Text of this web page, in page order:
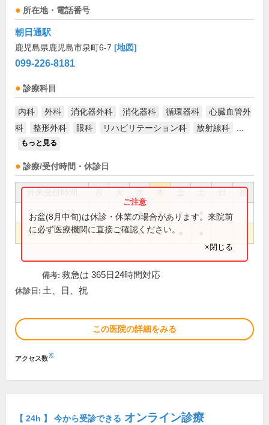
所在地・電話番号
朝日通駅
鹿児島県鹿児島市泉町6-7 [地図]
099-226-8181
診療科目
内科 外科 消化器外科 消化器科 循環器科
心臓血管外
科
整形外科 眼科 リハビリテーション科 放射線科
もっと見る
診療/受付時間・休診日
祝
8:30～13:00 ● ● ● ● ●
14:00～17:30 ● ● ● ●
お盆(8月中旬)は休診・休業の場合があります。来院前
に必ず医療機関に直接ご確認ください。
×閉じる
備考: 救急は 365日24時間対応
休診日: 土、日、祝
この医院の詳細をみる
アクセス数※
【 24h 】 今から受診できる オンライン診療